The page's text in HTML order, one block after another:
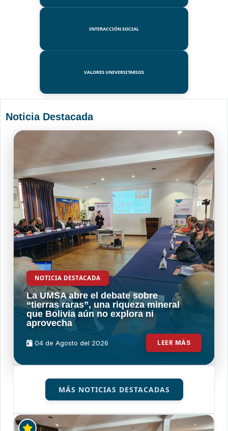
INTERACCIÓN SOCIAL
VALORES UNIVERSITARIOS
Noticia Destacada
NOTICIA DESTACADA
La UMSA abre el debate sobre
“tierras raras”, una riqueza mineral
que Bolivia aún no explora ni
aprovecha
04 de Agosto del 2026 LEER MÁS
MÁS NOTICIAS DESTACADAS